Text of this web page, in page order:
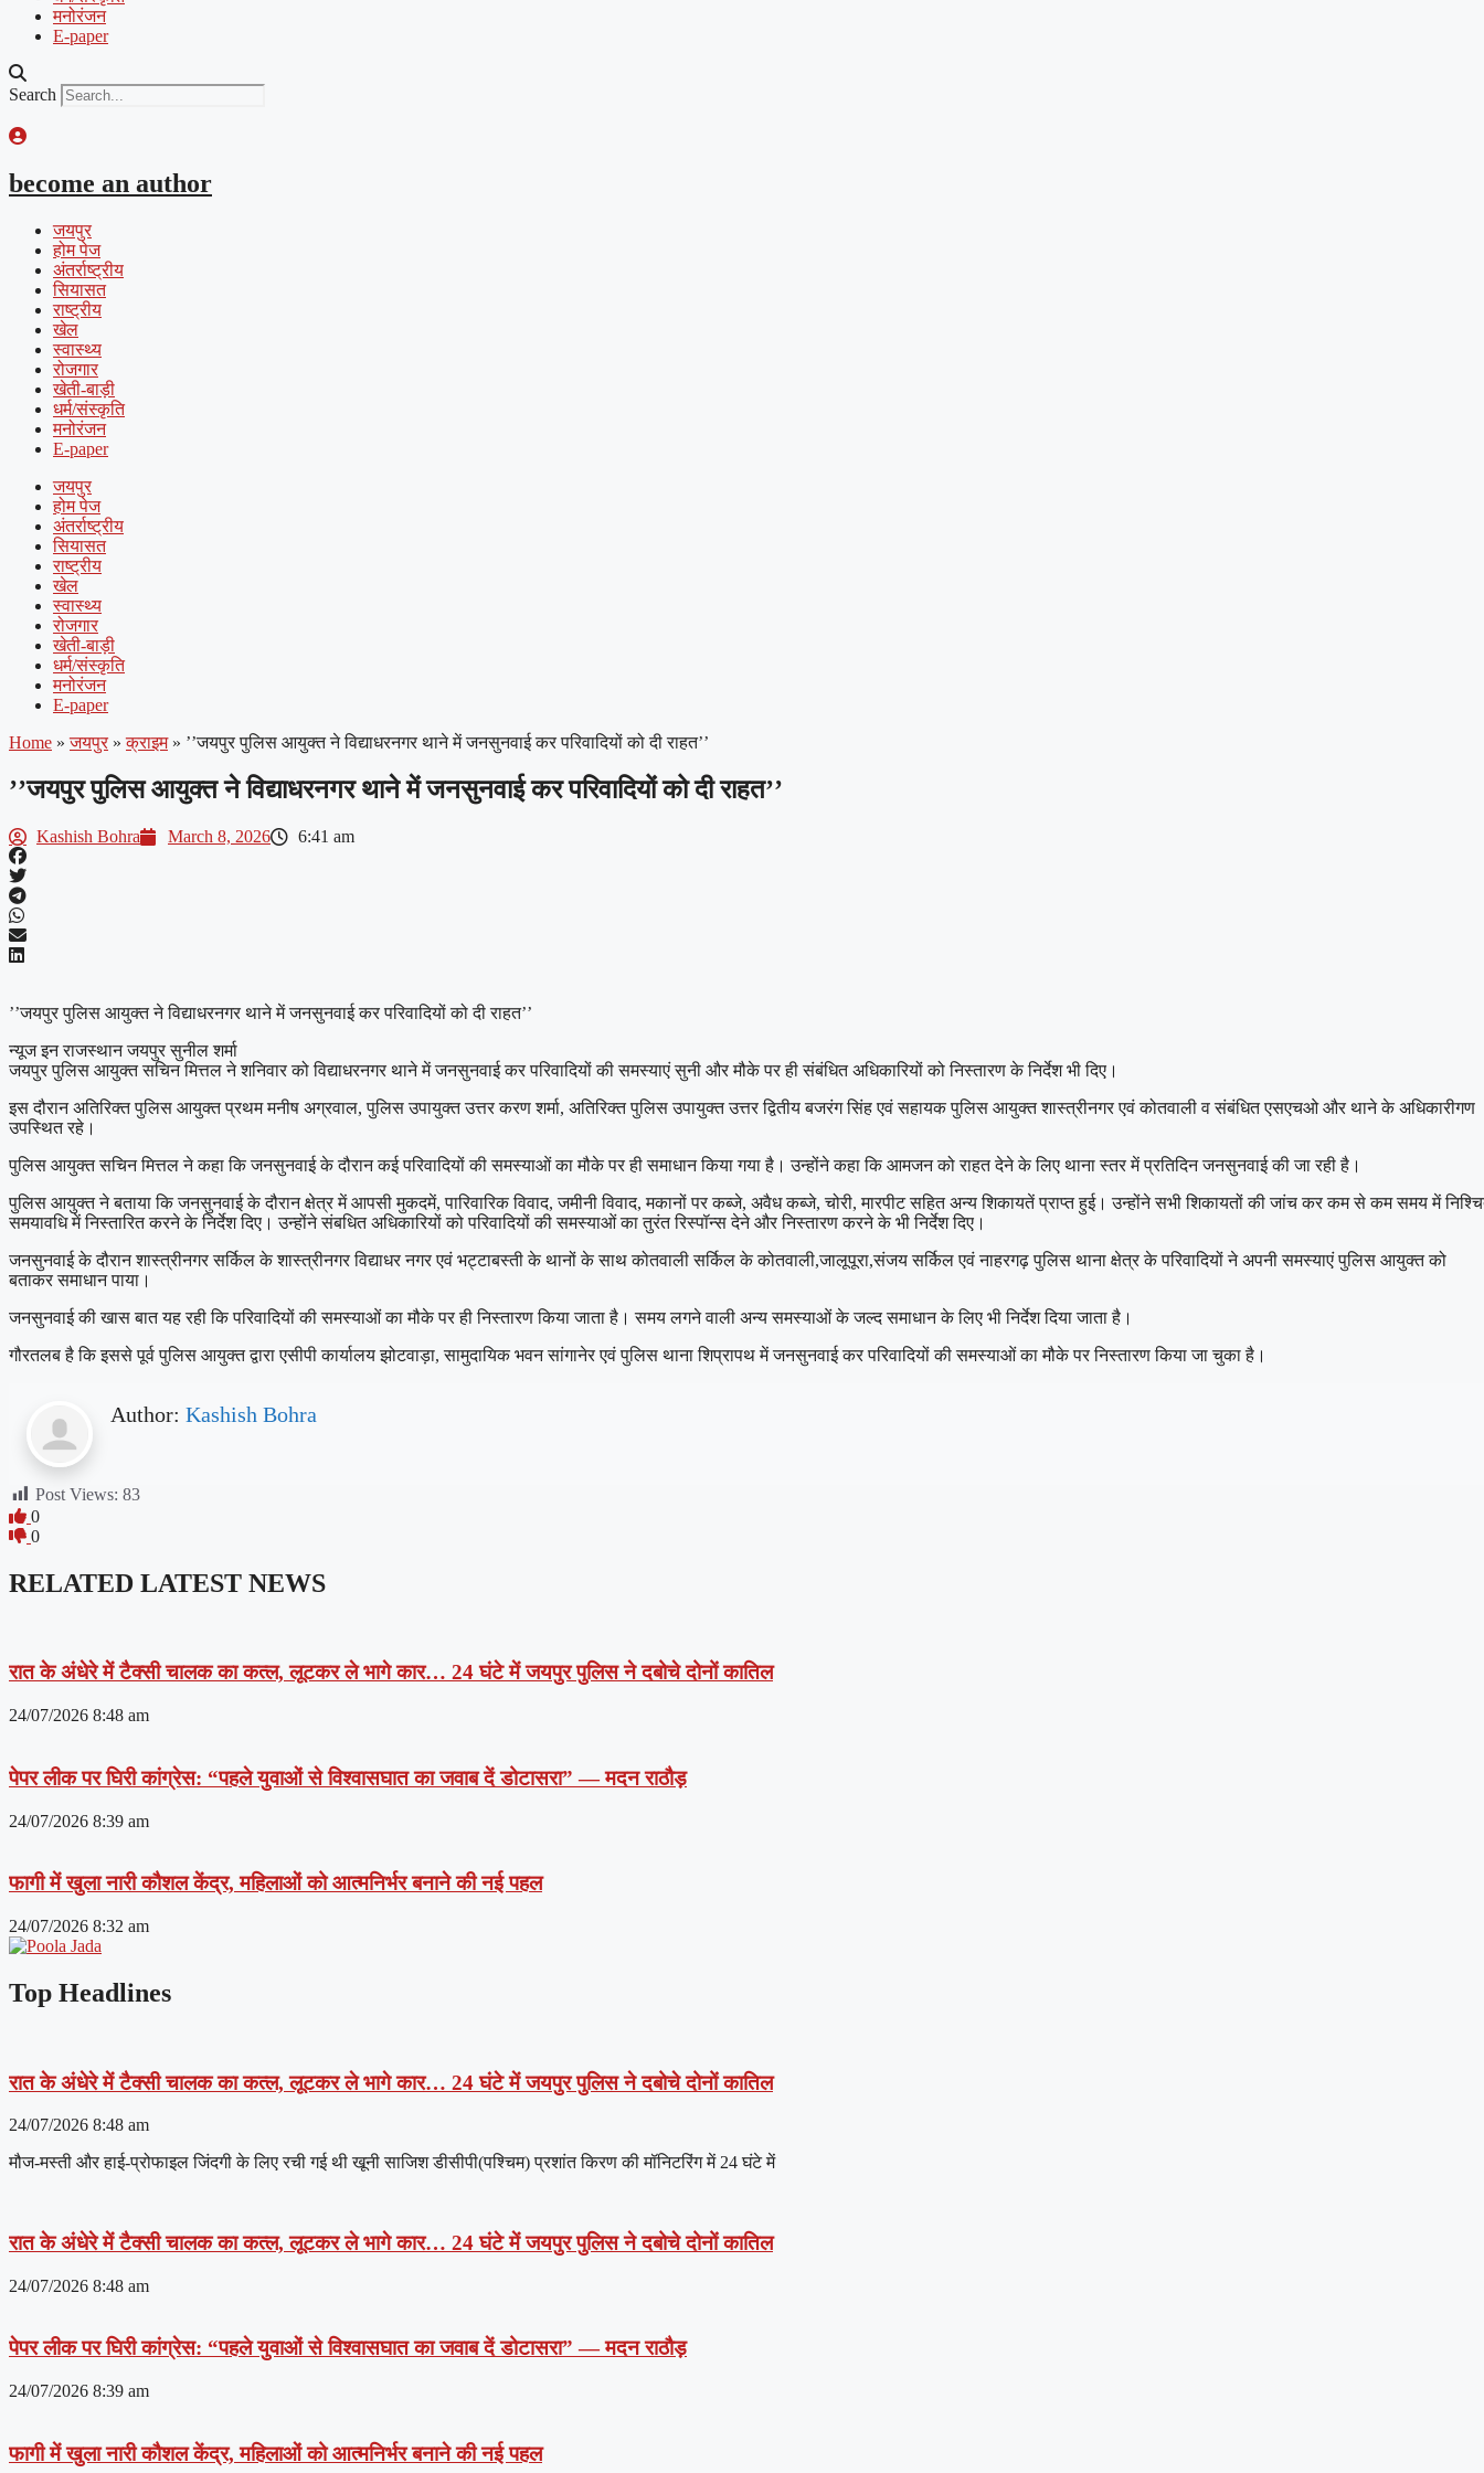
मनोरंजन
E-paper
Search
become an author
जयपुर
होम पेज
अंतर्राष्ट्रीय
सियासत
राष्ट्रीय
खेल
स्वास्थ्य
रोजगार
खेती-बाड़ी
धर्म/संस्कृति
मनोरंजन
E-paper
जयपुर
होम पेज
अंतर्राष्ट्रीय
सियासत
राष्ट्रीय
खेल
स्वास्थ्य
रोजगार
खेती-बाड़ी
धर्म/संस्कृति
मनोरंजन
E-paper
Home » जयपुर » क्राइम » ’’जयपुर पुलिस आयुक्त ने विद्याधरनगर थाने में जनसुनवाई कर परिवादियों को दी राहत’’
’’जयपुर पुलिस आयुक्त ने विद्याधरनगर थाने में जनसुनवाई कर परिवादियों को दी राहत’’
Kashish Bohra March 8, 2026 6:41 am
’’जयपुर पुलिस आयुक्त ने विद्याधरनगर थाने में जनसुनवाई कर परिवादियों को दी राहत’’
न्यूज इन राजस्थान जयपुर सुनील शर्मा
जयपुर पुलिस आयुक्त सचिन मित्तल ने शनिवार को विद्याधरनगर थाने में जनसुनवाई कर परिवादियों की समस्याएं सुनी और मौके पर ही संबंधित अधिकारियों को निस्तारण के निर्देश भी दिए।
इस दौरान अतिरिक्त पुलिस आयुक्त प्रथम मनीष अग्रवाल, पुलिस उपायुक्त उत्तर करण शर्मा, अतिरिक्त पुलिस उपायुक्त उत्तर द्वितीय बजरंग सिंह एवं सहायक पुलिस आयुक्त शास्त्रीनगर एवं कोतवाली व संबंधित एसएचओ और थाने के अधिकारीगण
उपस्थित रहे।
पुलिस आयुक्त सचिन मित्तल ने कहा कि जनसुनवाई के दौरान कई परिवादियों की समस्याओं का मौके पर ही समाधान किया गया है। उन्होंने कहा कि आमजन को राहत देने के लिए थाना स्तर में प्रतिदिन जनसुनवाई की जा रही है।
पुलिस आयुक्त ने बताया कि जनसुनवाई के दौरान क्षेत्र में आपसी मुकदमें, पारिवारिक विवाद, जमीनी विवाद, मकानों पर कब्जे, अवैध कब्जे, चोरी, मारपीट सहित अन्य शिकायतें प्राप्त हुई। उन्होंने सभी शिकायतों की जांच कर कम से कम समय में
समयावधि में निस्तारित करने के निर्देश दिए। उन्होंने संबधित अधिकारियों को परिवादियों की समस्याओं का तुरंत रिस्पॉन्स देने और निस्तारण करने के भी निर्देश दिए।
जनसुनवाई के दौरान शास्त्रीनगर सर्किल के शास्त्रीनगर विद्याधर नगर एवं भट्टाबस्ती के थानों के साथ कोतवाली सर्किल के कोतवाली,जालूपूरा,संजय सर्किल एवं नाहरगढ़ पुलिस थाना क्षेत्र के परिवादियों ने अपनी समस्याएं पुलिस आयुक्त को
बताकर समाधान पाया।
जनसुनवाई की खास बात यह रही कि परिवादियों की समस्याओं का मौके पर ही निस्तारण किया जाता है। समय लगने वाली अन्य समस्याओं के जल्द समाधान के लिए भी निर्देश दिया जाता है।
गौरतलब है कि इससे पूर्व पुलिस आयुक्त द्वारा एसीपी कार्यालय झोटवाड़ा, सामुदायिक भवन सांगानेर एवं पुलिस थाना शिप्रापथ में जनसुनवाई कर परिवादियों की समस्याओं का मौके पर निस्तारण किया जा चुका है।
Author: Kashish Bohra
Post Views: 83
0
0
RELATED LATEST NEWS
रात के अंधेरे में टैक्सी चालक का कत्ल, लूटकर ले भागे कार… 24 घंटे में जयपुर पुलिस ने दबोचे दोनों कातिल
24/07/2026 8:48 am
पेपर लीक पर घिरी कांग्रेस: “पहले युवाओं से विश्वासघात का जवाब दें डोटासरा” — मदन राठौड़
24/07/2026 8:39 am
फागी में खुला नारी कौशल केंद्र, महिलाओं को आत्मनिर्भर बनाने की नई पहल
24/07/2026 8:32 am
Top Headlines
रात के अंधेरे में टैक्सी चालक का कत्ल, लूटकर ले भागे कार… 24 घंटे में जयपुर पुलिस ने दबोचे दोनों कातिल
24/07/2026 8:48 am
मौज-मस्ती और हाई-प्रोफाइल जिंदगी के लिए रची गई थी खूनी साजिश डीसीपी(पश्चिम) प्रशांत किरण की मॉनिटरिंग में 24 घंटे में
रात के अंधेरे में टैक्सी चालक का कत्ल, लूटकर ले भागे कार… 24 घंटे में जयपुर पुलिस ने दबोचे दोनों कातिल
24/07/2026 8:48 am
पेपर लीक पर घिरी कांग्रेस: “पहले युवाओं से विश्वासघात का जवाब दें डोटासरा” — मदन राठौड़
24/07/2026 8:39 am
फागी में खुला नारी कौशल केंद्र, महिलाओं को आत्मनिर्भर बनाने की नई पहल